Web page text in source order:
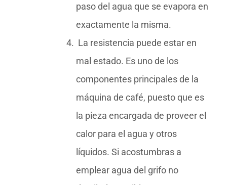
paso del agua que se evapora en
exactamente la misma.
La resistencia puede estar en
mal estado. Es uno de los
componentes principales de la
máquina de café, puesto que es
la pieza encargada de proveer el
calor para el agua y otros
líquidos. Si acostumbras a
emplear agua del grifo no